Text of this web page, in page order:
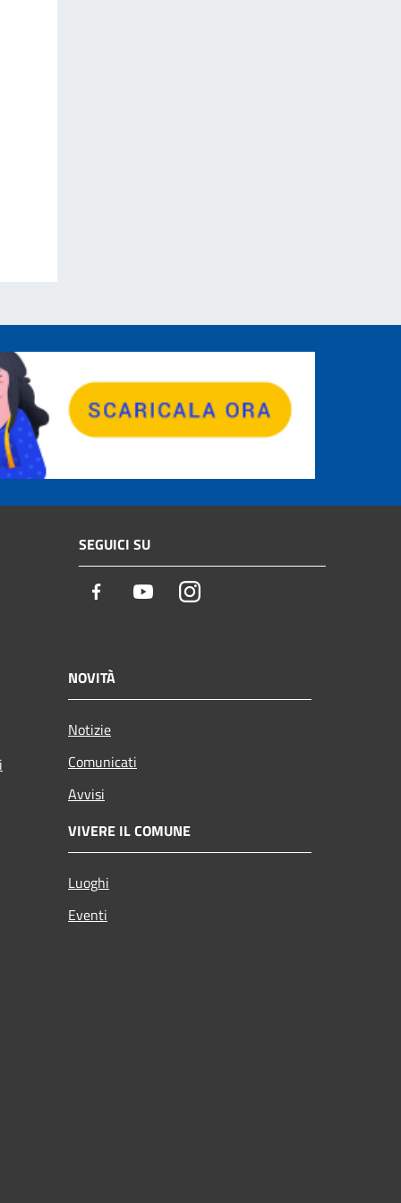
SEGUICI SU
Facebook YoutubeInstagram
NOVITÀ
Notizie
Comunicati
Avvisi
VIVERE IL COMUNE
Luoghi
Eventi